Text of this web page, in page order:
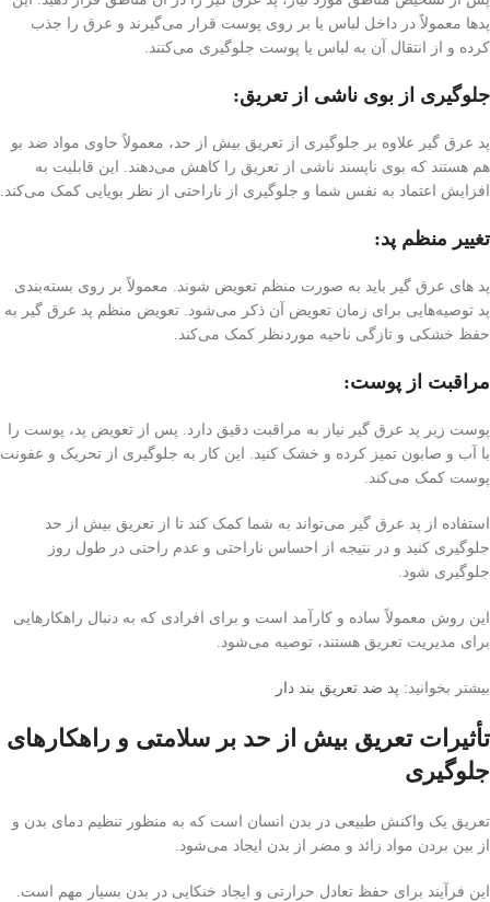
پدها معمولاً در داخل لباس یا بر روی پوست قرار می‌گیرند و عرق را جذب
کرده و از انتقال آن به لباس یا پوست جلوگیری می‌کنند.
جلوگیری از بوی ناشی از تعریق:
پد عرق گیر علاوه بر جلوگیری از تعریق بیش از حد، معمولاً حاوی مواد ضد بو
هم هستند که بوی ناپسند ناشی از تعریق را کاهش می‌دهند. این قابلیت به
افزایش اعتماد به نفس شما و جلوگیری از ناراحتی از نظر بویایی کمک می‌کند.
تغییر منظم پد:
پد های عرق گیر باید به صورت منظم تعویض شوند. معمولاً بر روی بسته‌بندی
پد توصیه‌هایی برای زمان تعویض آن ذکر می‌شود. تعویض منظم پد عرق گیر به
حفظ خشکی و تازگی ناحیه موردنظر کمک می‌کند.
مراقبت از پوست:
پوست زیر پد عرق گیر نیاز به مراقبت دقیق دارد. پس از تعویض پد، پوست را
با آب و صابون تمیز کرده و خشک کنید. این کار به جلوگیری از تحریک و عفونت
پوست کمک می‌کند.
استفاده از پد عرق گیر می‌تواند به شما کمک کند تا از تعریق بیش از حد
جلوگیری کنید و در نتیجه از احساس ناراحتی و عدم راحتی در طول روز
جلوگیری شود.
این روش معمولاً ساده و کارآمد است و برای افرادی که به دنبال راهکارهایی
برای مدیریت تعریق هستند، توصیه می‌شود.
بیشتر بخوانید: پد ضد تعریق بند دار
تأثیرات تعریق بیش از حد بر سلامتی و راهکارهای
جلوگیری
تعریق یک واکنش طبیعی در بدن انسان است که به منظور تنظیم دمای بدن و
از بین بردن مواد زائد و مضر از بدن ایجاد می‌شود.
این فرآیند برای حفظ تعادل حرارتی و ایجاد خنکایی در بدن بسیار مهم است.